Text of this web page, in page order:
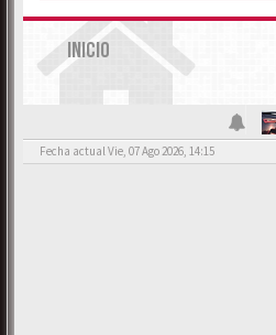
INICIO
Fecha actual Vie, 07 Ago 2026, 14:15